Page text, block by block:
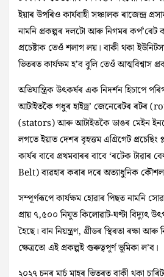
ইয়াৰ উপৰিও কাৰ্যবাহী সঞ্চালক ৰাজেন্দ্ৰ
নামনি প্ৰকল্পৰ দলটো আৰু নিগমৰ কৰ্প’ৰেট
প্ৰচেষ্টাক তেওঁ শলাগ লয়। বাকী থকা
ভিতৰত কাৰ্যক্ষম হ’ব বুলি তেওঁ আত্মবিশ্বাস
অভিযান্ত্ৰিক উৎকৰ্ষৰ এক নিদৰ্শন হিচাপে
আটাইতকৈ গধুৰ হাইড্ৰ’ জেনেৰেটৰ ৰটৰ
(stators) আৰু আটাইতকৈ ডাঙৰ মেইন
লগতে ইয়াত দেশৰ বৃহত্তম এগ্ৰিগেট প্ৰচেছিং
কাৰ্যৰ বাবে প্ৰথমবাৰৰ বাবে ‘ৰটেক টাৱাৰ
Belt) ব্যৱহাৰ কৰাৰ দৰে অত্যাধুনিক
সম্পূৰ্ণৰূপে কাৰ্যক্ষম হোৱাৰ পিছত নামনি
প্ৰায় ৭,৫০০ নিযুত কিলোৱাট-ঘণ্টা বিদ্যুৎ
হৈছে। বান নিয়ন্ত্ৰণ, গ্ৰীডৰ স্থিৰতা ৰক্ষা
ক্ষেত্ৰতো এই প্ৰকল্পই গুৰুত্বপূৰ্ণ ভূমিকা ল’ব।